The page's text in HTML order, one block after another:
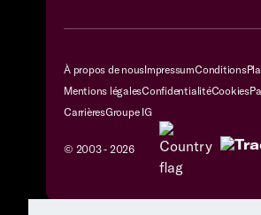
À propos de nousImpressumConditions
Mentions légalesConfidentialitéCookies
CarrièresGroupe IG
© 2003 - 2026